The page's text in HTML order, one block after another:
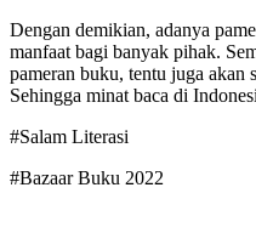
Dengan demikian, adanya
manfaat bagi banyak pihak.
pameran buku, tentu juga akan
Sehingga minat baca di
#Salam Literasi
#Bazaar Buku 2022